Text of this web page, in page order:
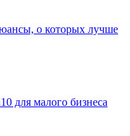
о которых лучше
для малого бизнеса